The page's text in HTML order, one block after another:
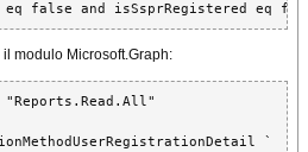
false and isSsprRegistered eq
il modulo Microsoft.Graph:
"Reports.Read.All"
`